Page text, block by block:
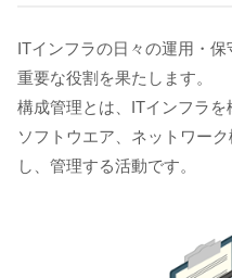
ITインフラの日々の運用・
重要な役割を果たします。
構成管理とは、ITインフラを
ソフトウエア、ネットワー
し、管理する活動です。